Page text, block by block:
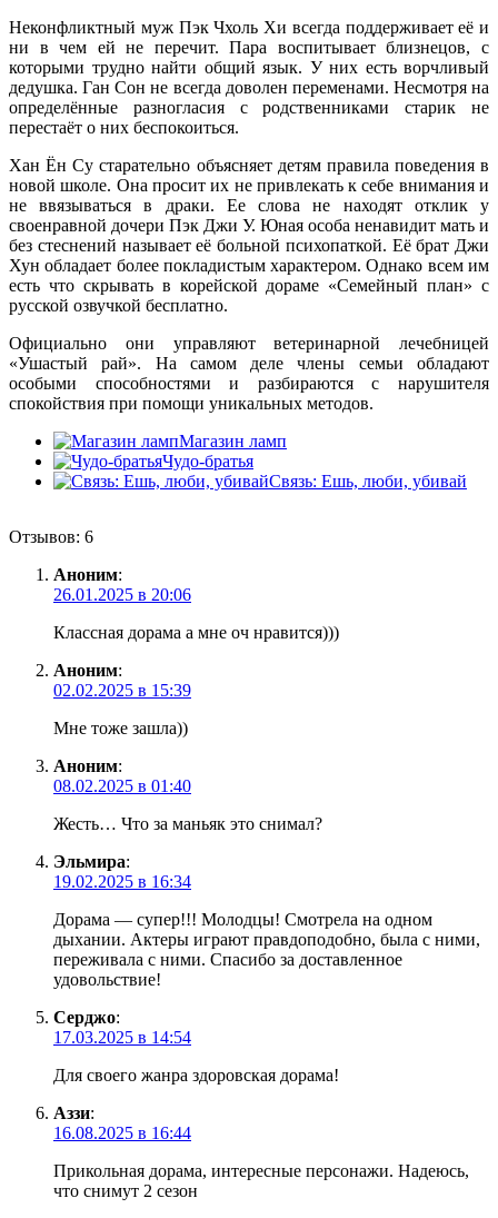
Неконфликтный муж Пэк Чхоль Хи всегда поддерживает её и
ни в чем ей не перечит. Пара воспитывает близнецов, с
которыми трудно найти общий язык. У них есть ворчливый
дедушка. Ган Сон не всегда доволен переменами. Несмотря на
определённые разногласия с родственниками старик не
перестаёт о них беспокоиться.
Хан Ён Су старательно объясняет детям правила поведения в
новой школе. Она просит их не привлекать к себе внимания и
не ввязываться в драки. Ее слова не находят отклик у
своенравной дочери Пэк Джи У. Юная особа ненавидит мать и
без стеснений называет её больной психопаткой. Её брат Джи
Хун обладает более покладистым характером. Однако всем им
есть что скрывать в корейской дораме «Семейный план» с
русской озвучкой бесплатно.
Официально они управляют ветеринарной лечебницей
«Ушастый рай». На самом деле члены семьи обладают
особыми способностями и разбираются с нарушителя
спокойствия при помощи уникальных методов.
Магазин ламп
Чудо-братья
Связь: Ешь, люби, убивай
Отзывов: 6
Аноним:
26.01.2025 в 20:06
Классная дорама а мне оч нравится)))
Аноним:
02.02.2025 в 15:39
Мне тоже зашла))
Аноним:
08.02.2025 в 01:40
Жесть… Что за маньяк это снимал?
Эльмира:
19.02.2025 в 16:34
Дорама — супер!!! Молодцы! Смотрела на одном
дыхании. Актеры играют правдоподобно, была с ними,
переживала с ними. Спасибо за доставленное
удовольствие!
Серджо:
17.03.2025 в 14:54
Для своего жанра здоровская дорама!
Аззи:
16.08.2025 в 16:44
Прикольная дорама, интересные персонажи. Надеюсь,
что снимут 2 сезон